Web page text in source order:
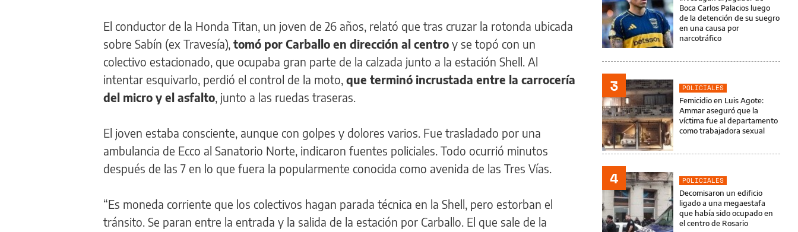
El conductor de la Honda Titan, un joven de 26 años, relató que tras cruzar la rotonda ubicada
sobre Sabín (ex Travesía), tomó por Carballo en dirección al centro y se topó con un
colectivo estacionado, que ocupaba gran parte de la calzada junto a la estación Shell. Al
intentar esquivarlo, perdió el control de la moto, que terminó incrustada entre la carrocería
del micro y el asfalto, junto a las ruedas traseras.
El joven estaba consciente, aunque con golpes y dolores varios. Fue trasladado por una
ambulancia de Ecco al Sanatorio Norte, indicaron fuentes policiales. Todo ocurrió minutos
después de las 7 en lo que fuera la popularmente conocida como avenida de las Tres Vías.
“Es moneda corriente que los colectivos hagan parada técnica en la Shell, pero estorban el
tránsito. Se paran entre la entrada y la salida de la estación por Carballo. El que sale de la
Boca Carlos Palacios luego
de la detención de su suegro
en una causa por
narcotráfico
3
POLICIALES
Femicidio en Luis Agote:
Ammar aseguró que la
víctima fue al departamento
como trabajadora sexual
4
POLICIALES
Decomisaron un edificio
ligado a una megaestafa
que había sido ocupado en
el centro de Rosario